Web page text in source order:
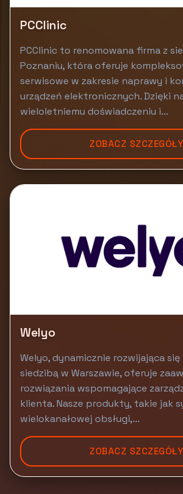
PCClinic
PCClinic to renomowana firma z
Poznaniu, która oferuje
serwisowe w zakresie naprawy i
urządzeń elektronicznych. Dzięki
wieloletniemu doświadczeniu i...
ZOBACZ SZCZEGÓŁY
Welyo
Welyo, dynamicznie rozwijająca
siedzibą w Warszawie, oferuje
rozwiązania wspomagające
klienta. Nasze produkty, takie jak
wielokanałowej obsługi,...
ZOBACZ SZCZEGÓŁY